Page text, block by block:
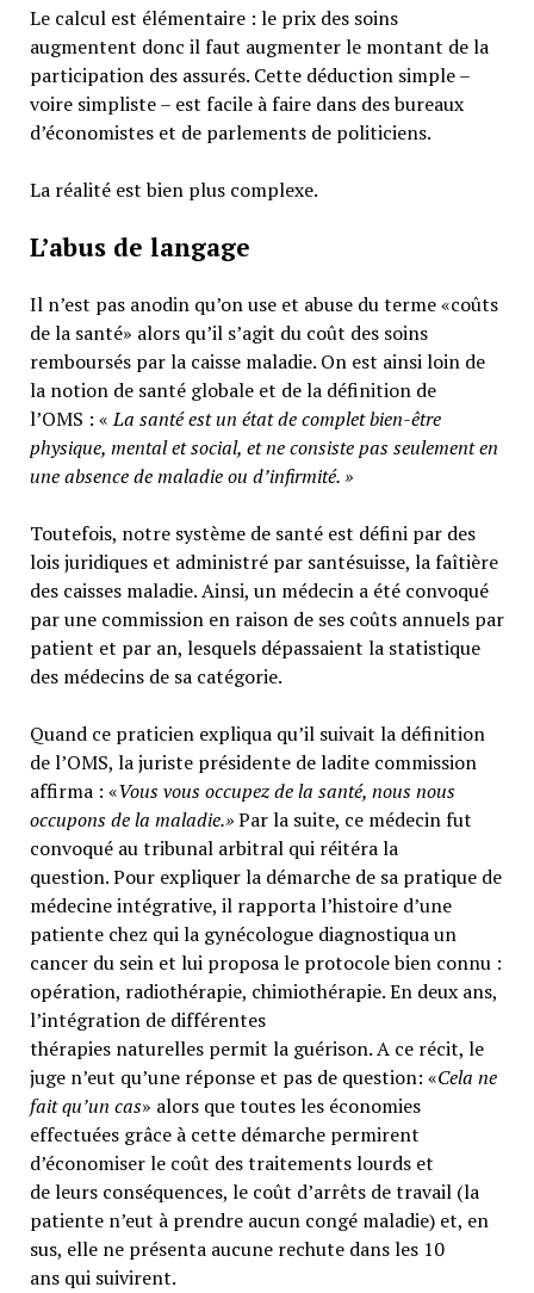
Le calcul est élémentaire : le prix des soins
augmentent donc il faut augmenter le montant de la
participation des assurés. Cette déduction simple –
voire simpliste – est facile à faire dans des bureaux
d’économistes et de parlements de politiciens.
La réalité est bien plus complexe.
L’abus de langage
Il n’est pas anodin qu’on use et abuse du terme «coûts
de la santé» alors qu’il s’agit du coût des soins
remboursés par la caisse maladie. On est ainsi loin de
la notion de santé globale et de la définition de
l’OMS : «La santé est un état de complet bien-être
physique, mental et social, et ne consiste pas seulement en
une absence de maladie ou d’infirmité.»
Toutefois, notre système de santé est défini par des
lois juridiques et administré par santésuisse, la faîtière
des caisses maladie. Ainsi, un médecin a été convoqué
par une commission en raison de ses coûts annuels par
patient et par an, lesquels dépassaient la statistique
des médecins de sa catégorie.
Quand ce praticien expliqua qu’il suivait la définition
de l’OMS, la juriste présidente de ladite commission
affirma : «Vous vous occupez de la santé, nous nous
occupons de la maladie.»Par la suite, ce médecin fut
convoqué au tribunal arbitral qui réitéra la
question. Pour expliquer la démarche de sa pratique de
médecine intégrative, il rapporta l’histoire d’une
patiente chez qui la gynécologue diagnostiqua un
cancer du sein et lui proposa le protocole bien connu :
opération, radiothérapie, chimiothérapie. En deux ans,
l’intégration de différentes
thérapies naturelles permit la guérison. A ce récit, le
juge n’eut qu’une réponse et pas de question: «Cela ne
fait qu’un cas» alors que toutes les économies
effectuées grâce à cette démarche permirent
d’économiser le coût des traitements lourds et
de leurs conséquences, le coût d’arrêts de travail (la
patiente n’eut à prendre aucun congé maladie) et, en
sus, elle ne présenta aucune rechute dans les 10
ans qui suivirent.